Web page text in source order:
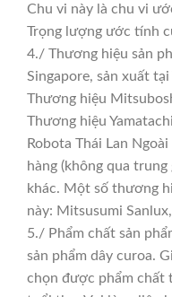
Chu vi này là chu vi
Trọng lượng ước tính
4./ Thương hiệu sản
Singapore, sản xuất
Thương hiệu
Thương hiệu
Robota Thái Lan
hàng (không qua
khác. Một số thương
này: Mitsusumi
5./ Phẩm chất sản
sản phẩm dây curoa.
chọn được phẩm chất